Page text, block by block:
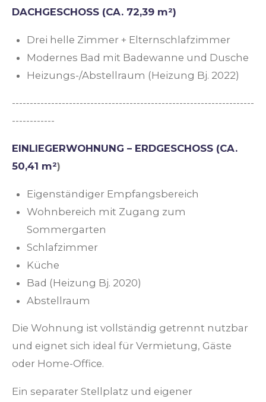
DACHGESCHOSS (CA. 72,39 m²)
Drei helle Zimmer + Elternschlafzimmer
Modernes Bad mit Badewanne und Dusche
Heizungs-/Abstellraum (Heizung Bj. 2022)
--------------------------------------------------------------------
------------
EINLIEGERWOHNUNG – ERDGESCHOSS (CA.
50,41 m²)
Eigenständiger Empfangsbereich
Wohnbereich mit Zugang zum
Sommergarten
Schlafzimmer
Küche
Bad (Heizung Bj. 2020)
Abstellraum
Die Wohnung ist vollständig getrennt nutzbar
und eignet sich ideal für Vermietung, Gäste
oder Home-Office.
Ein separater Stellplatz und eigener